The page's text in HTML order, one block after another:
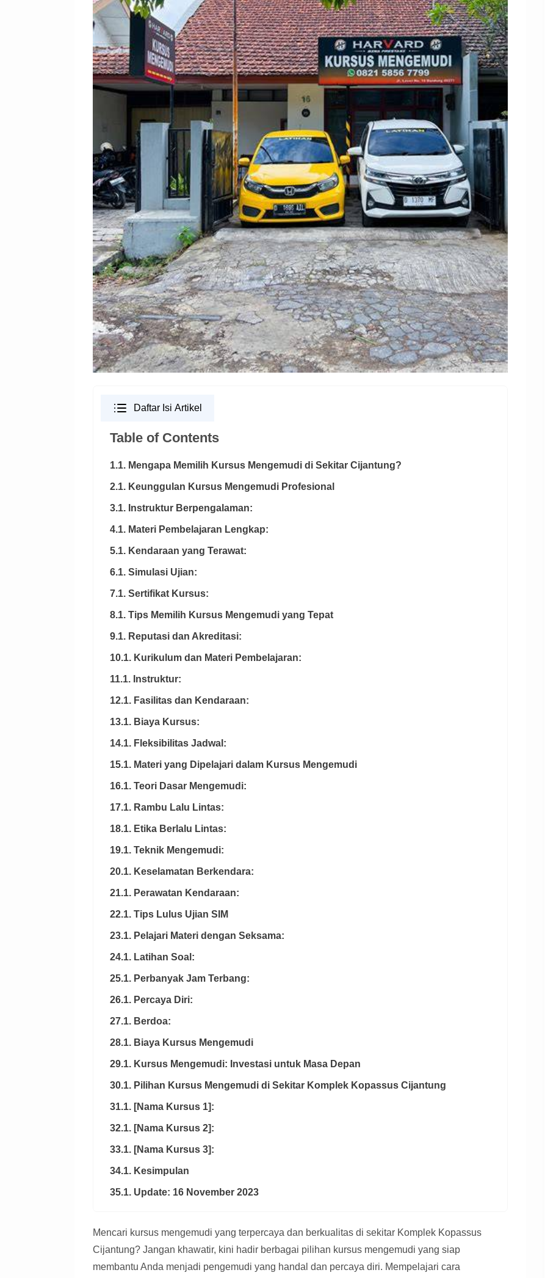
Daftar Isi Artikel
Table of Contents
1.1. Mengapa Memilih Kursus Mengemudi di Sekitar Cijantung?
2.1. Keunggulan Kursus Mengemudi Profesional
3.1. Instruktur Berpengalaman:
4.1. Materi Pembelajaran Lengkap:
5.1. Kendaraan yang Terawat:
6.1. Simulasi Ujian:
7.1. Sertifikat Kursus:
8.1. Tips Memilih Kursus Mengemudi yang Tepat
9.1. Reputasi dan Akreditasi:
10.1. Kurikulum dan Materi Pembelajaran:
11.1. Instruktur:
12.1. Fasilitas dan Kendaraan:
13.1. Biaya Kursus:
14.1. Fleksibilitas Jadwal:
15.1. Materi yang Dipelajari dalam Kursus Mengemudi
16.1. Teori Dasar Mengemudi:
17.1. Rambu Lalu Lintas:
18.1. Etika Berlalu Lintas:
19.1. Teknik Mengemudi:
20.1. Keselamatan Berkendara:
21.1. Perawatan Kendaraan:
22.1. Tips Lulus Ujian SIM
23.1. Pelajari Materi dengan Seksama:
24.1. Latihan Soal:
25.1. Perbanyak Jam Terbang:
26.1. Percaya Diri:
27.1. Berdoa:
28.1. Biaya Kursus Mengemudi
29.1. Kursus Mengemudi: Investasi untuk Masa Depan
30.1. Pilihan Kursus Mengemudi di Sekitar Komplek Kopassus Cijantung
31.1. [Nama Kursus 1]:
32.1. [Nama Kursus 2]:
33.1. [Nama Kursus 3]:
34.1. Kesimpulan
35.1. Update: 16 November 2023
Mencari kursus mengemudi yang terpercaya dan berkualitas di sekitar Komplek Kopassus
Cijantung? Jangan khawatir, kini hadir berbagai pilihan kursus mengemudi yang siap
membantu Anda menjadi pengemudi yang handal dan percaya diri. Mempelajari cara